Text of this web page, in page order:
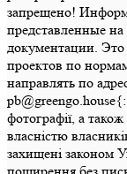
запрещено!
представленные на
документации.
проектов по
направлять по
фотографії, а
власністю
захищені законом
поширення без